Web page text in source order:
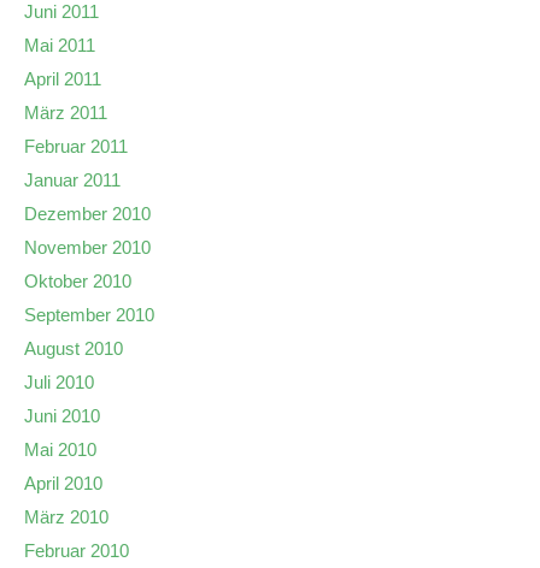
Juni 2011
Mai 2011
April 2011
März 2011
Februar 2011
Januar 2011
Dezember 2010
November 2010
Oktober 2010
September 2010
August 2010
Juli 2010
Juni 2010
Mai 2010
April 2010
März 2010
Februar 2010